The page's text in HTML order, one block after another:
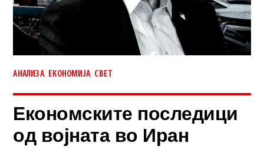
АНАЛИЗА, ЕКОНОМИЈА СВЕТ
Економските последици
од војната во Иран